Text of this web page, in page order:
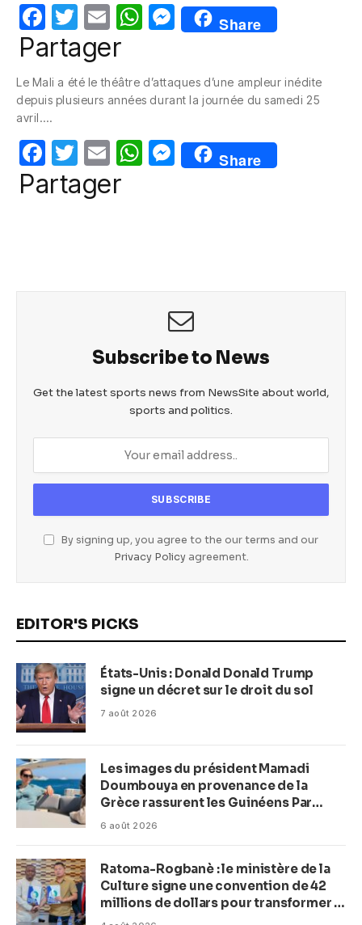
F
a
e
b
o
o
k
T
w
itt
er
E
m
ail
W
s
p
p
M
e
e
g
er
Share
Partager
Le Mali a été le théâtre d’attaques d’une ampleur inédite
depuis plusieurs années durant la journée du samedi 25
avril.…
F
a
T
w
itt
E
m
W M
e
er
Share
Partager
Subscribe to News
Get the latest sports news from NewsSite about world,
sports and politics.
By signing up, you agree to the our terms and our
Privacy Policyagreement.
EDITOR'S PICKS
États-Unis : Donald Donald Trump
signe un décret sur le droit du sol
7 août 2026
Les images du président Mamadi
Doumbouya en provenance de la
Grèce rassurent les Guinéens Par
(Macka Baldé)
6 août 2026
Ratoma-Rogbanè : le ministère de la
Culture signe une convention de 42
millions de dollars pour transformer la
plage en complexe balnéaire